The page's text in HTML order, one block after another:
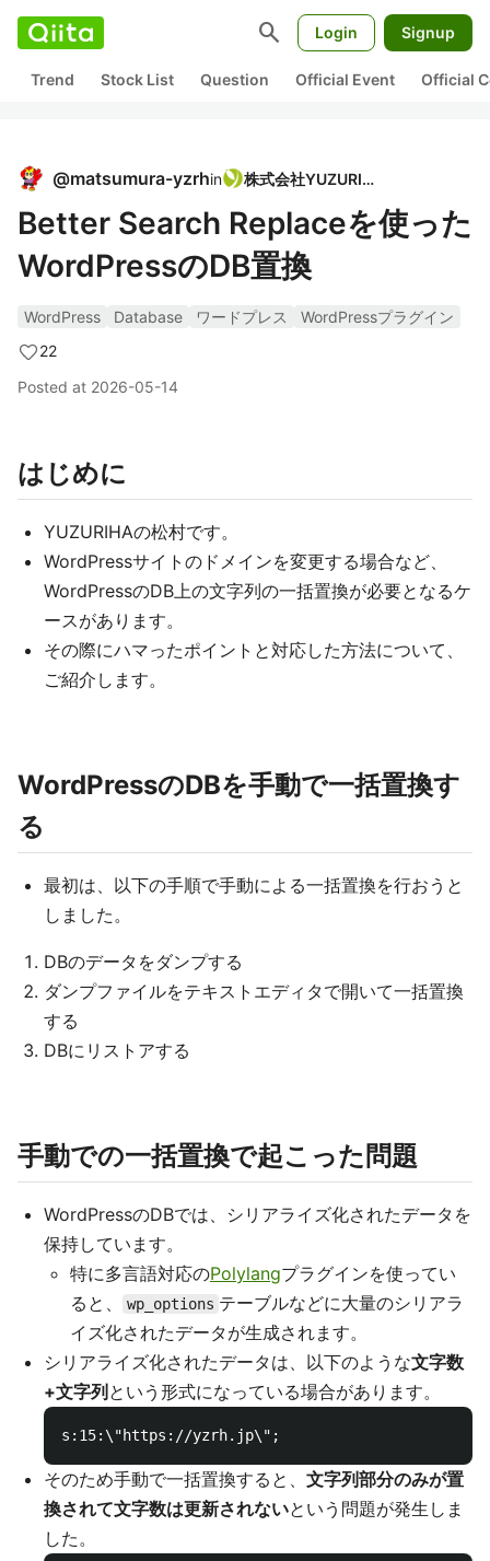
search Login Signup
Trend Stock List Question Official Event Official
@matsumura-yzrhin 株式会社YUZURIHA
Better Search Replaceを使った
WordPressのDB置換
WordPress Database ワードプレス
WordPressプラグイン
22
Posted at 2026-05-14
はじめに
YUZURIHAの松村です。
WordPressサイトのドメインを変更する場合など、
WordPressのDB上の文字列の一括置換が必要となるケ
ースがあります。
その際にハマったポイントと対応した方法について、
ご紹介します。
WordPressのDBを手動で一括置換す
る
最初は、以下の手順で手動による一括置換を行おうと
しました。
DBのデータをダンプする
ダンプファイルをテキストエディタで開いて一括置換
する
DBにリストアする
手動での一括置換で起こった問題
WordPressのDBでは、シリアライズ化されたデータを
保持しています。
特に多言語対応のPolylangプラグインを使ってい
ると、
wp_options テーブルなどに大量のシリアラ
イズ化されたデータが生成されます。
シリアライズ化されたデータは、以下のような文字数
+文字列 という形式になっている場合があります。
そのため手動で一括置換すると、 文字列部分のみが置
換されて文字数は更新されないという問題が発生しま
した。